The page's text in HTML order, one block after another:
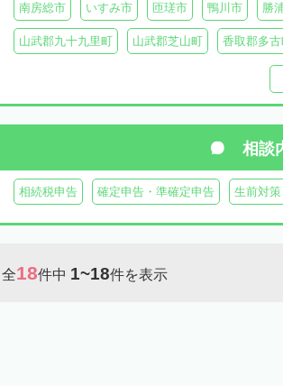
南房総市 いすみ市 匝瑳市 鴨川市 勝
山武郡九十九里町 山武郡芝山町 香取郡多
安房郡鋸南町
相談
相続税申告 確定申告・準確定申告 生前対策
全18件中 1~18件を表示